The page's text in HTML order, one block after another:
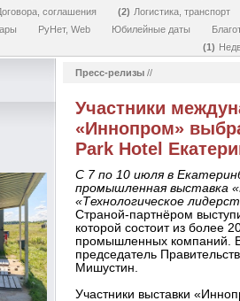
соглашения 2
Логистика, транспорт
РуНет, Web Юбилейные даты
1
Пресс-релизы //
Участники
«Иннопром»
Park Hotel
С 7 по 10 июля в
промышленная выставка
«Технологическое
Страной-партнёром
которой состоит из более
промышленных компаний. В
председатель
Мишустин.
Участники выставки